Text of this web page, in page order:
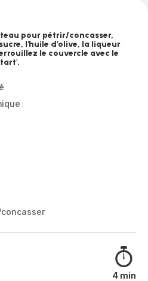
pour pétrir/concasser,
l'huile d'olive, la liqueur
le couvercle avec le
4 min